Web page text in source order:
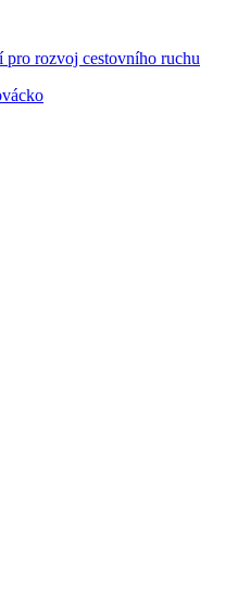
pro rozvoj cestovního ruchu